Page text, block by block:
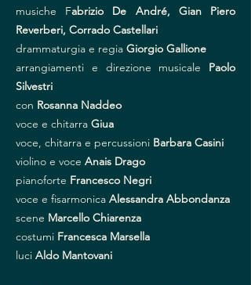
musiche Fabrizio De André, Gian Piero
Reverberi, Corrado Castellari
drammaturgia e regia Giorgio Gallione
arrangiamenti e direzione musicale Paolo
Silvestri
con Rosanna Naddeo
voce e chitarra Giua
voce, chitarra e percussioni Barbara Casini
violino e voce Anais Drago
pianoforte Francesco Negri
voce e fisarmonica Alessandra Abbondanza
scene Marcello Chiarenza
costumi Francesca Marsella
luci Aldo Mantovani